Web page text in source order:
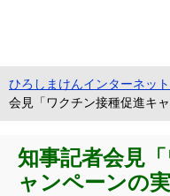
ひろしまけんインターネッ
会見「ワクチン接種促進キ
知事記者会見
ャンペーンの